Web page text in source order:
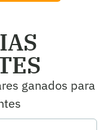
ganados para